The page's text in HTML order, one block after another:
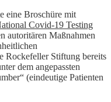
eine Broschüre mit
Covid-19 Testing
autoritären Maßnahmen
Rockefeller Stiftung bereits
dem angepassten
(eindeutige Patienten